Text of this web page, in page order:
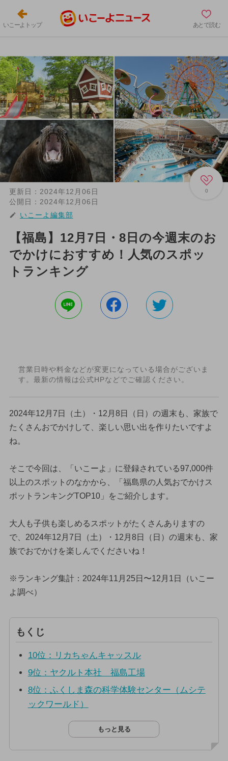
いこーよトップ あとで読む
0
更新日： 2024年12月06日
公開日： 2024年12月06日
いこーよ編集部
【福島】12月7日・8日の今週末のお
でかけにおすすめ！人気のスポッ
トランキング
営業日時や料金などが変更になっている場合がございま
す。最新の情報は公式HPなどでご確認ください。
2024年12月7日（土）・12月8日（日）の週末も、家族で
たくさんおでかけして、楽しい思い出を作りたいですよ
ね。
そこで今回は、「いこーよ」に登録されている97,000件
以上のスポットのなかから、「福島県の人気おでかけス
ポットランキングTOP10」をご紹介します。
大人も子供も楽しめるスポットがたくさんありますの
で、2024年12月7日（土）・12月8日（日）の週末も、家
族でおでかけを楽しんでくださいね！
※ランキング集計：2024年11月25日〜12月1日（いこー
よ調べ）
もくじ
10位：リカちゃんキャッスル
9位：ヤクルト本社 福島工場
8位：ふくしま森の科学体験センター（ムシテ
ックワールド）
もっと見る